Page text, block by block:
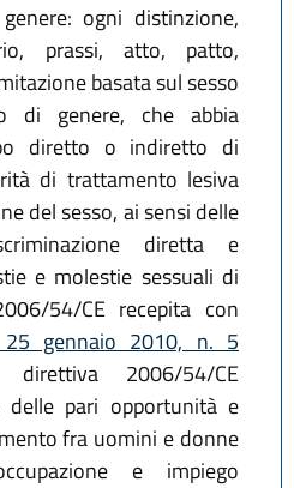
ogni distinzione,
prassi, atto, patto,
basata sul sesso
di genere, che abbia
diretto o indiretto di
di trattamento lesiva
del sesso, ai sensi delle
diretta e
e molestie sessuali di
54/CE recepita con
25 gennaio 2010, n. 5
direttiva 2006/54/CE
delle pari opportunità e
fra uomini e donne
e impiego